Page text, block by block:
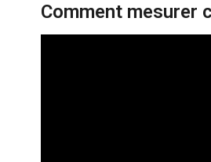
Comment mesurer